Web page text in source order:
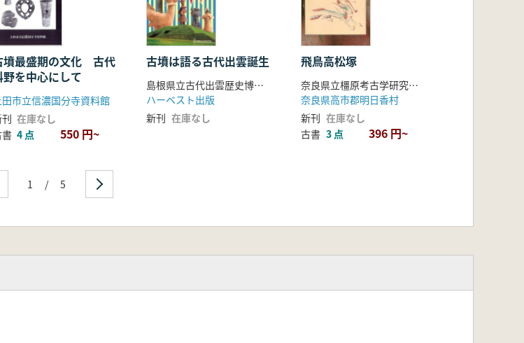
墳最盛期の文化 古代
野を中心にして
田市立信濃国分寺資料館
在庫なし
4 点 550 円~
古墳は語る古代出雲誕生
島根県立古代出雲歴史博物館 編
ハーベスト出版
新刊 在庫なし
飛鳥高松塚
奈良県立橿原考古学研究所 編
奈良県高市郡明日香村
新刊 在庫なし
古書 3 点 396 円~
1 / 5